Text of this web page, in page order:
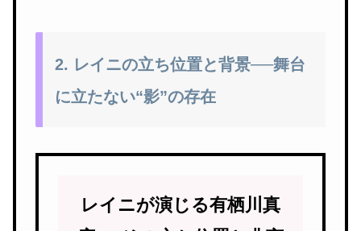
2. レイニの立ち位置と背景──舞台
に立たない“影”の存在
レイニが演じる有栖川真